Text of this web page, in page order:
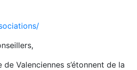
Valenciennes s’étonnent de la